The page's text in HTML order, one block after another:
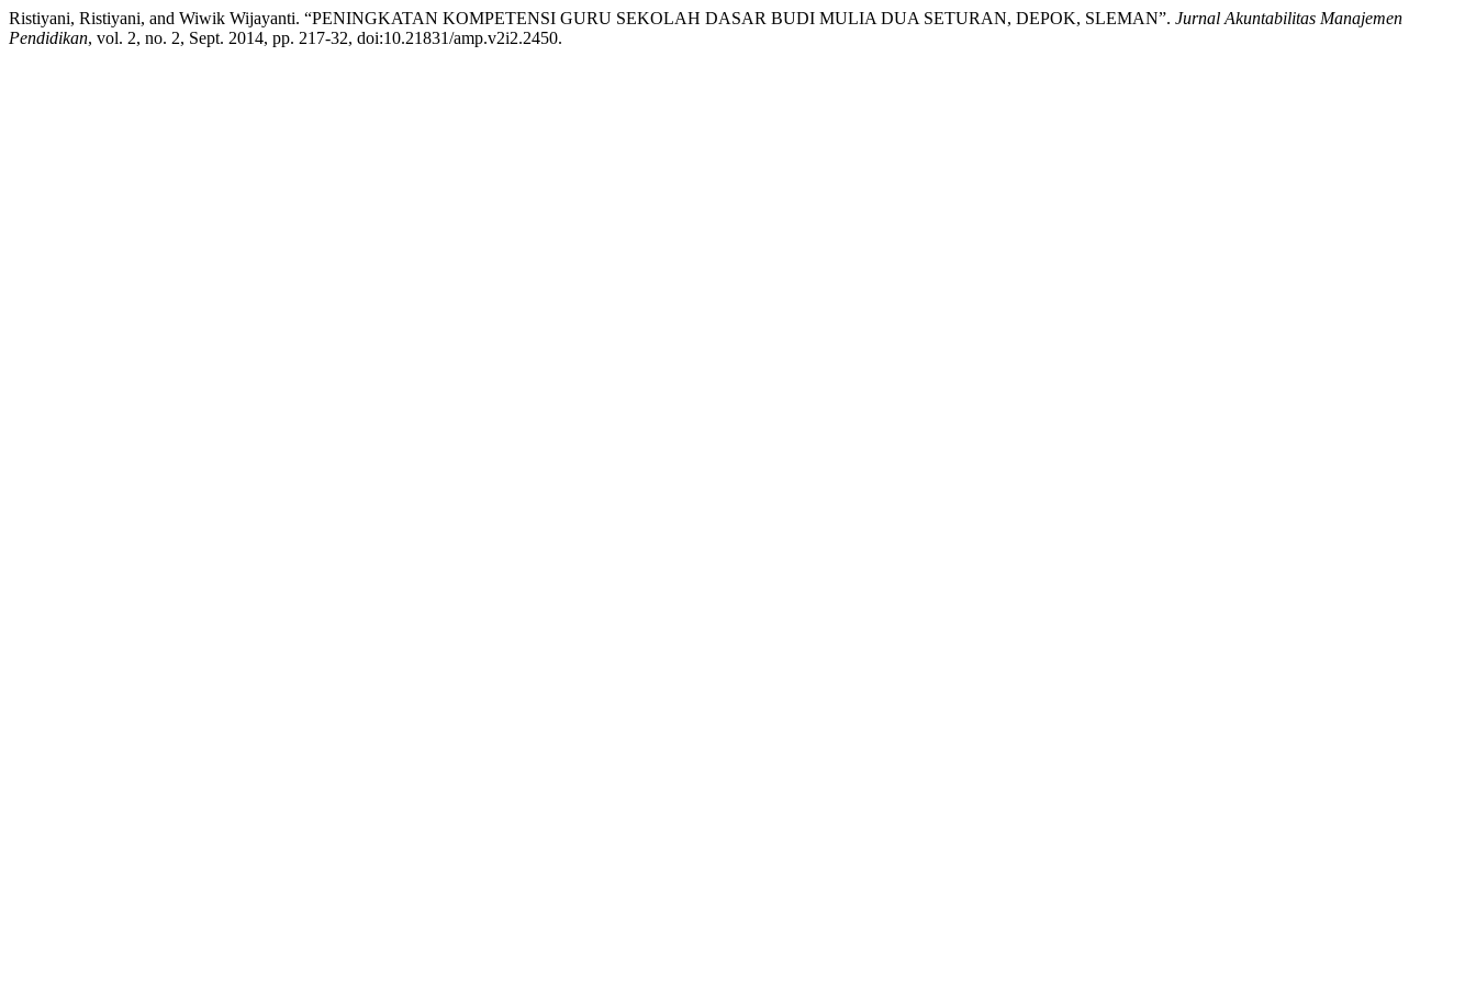
Ristiyani, Ristiyani, and Wiwik Wijayanti. “PENINGKATAN KOMPETENSI GURU SEKOLAH DASAR BUDI MULIA DUA SETURAN, DEPOK, SLEMAN”. Jurnal Akuntabilitas Manajemen
Pendidikan, vol. 2, no. 2, Sept. 2014, pp. 217-32, doi:10.21831/amp.v2i2.2450.